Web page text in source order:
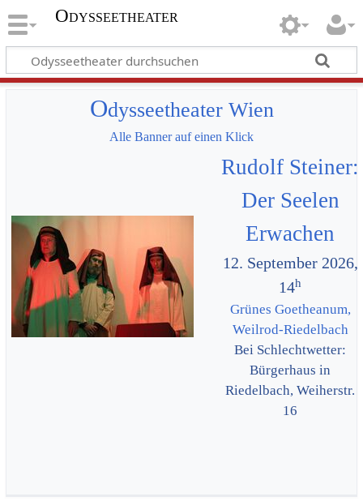
Odysseetheater
Odysseetheater Wien
Alle Banner auf einen Klick
Rudolf Steiner:
Der Seelen
Erwachen
12. September 2026,
14h
Grünes Goetheanum,
Weilrod-Riedelbach
Bei Schlechtwetter:
Bürgerhaus in
Riedelbach, Weiherstr.
16